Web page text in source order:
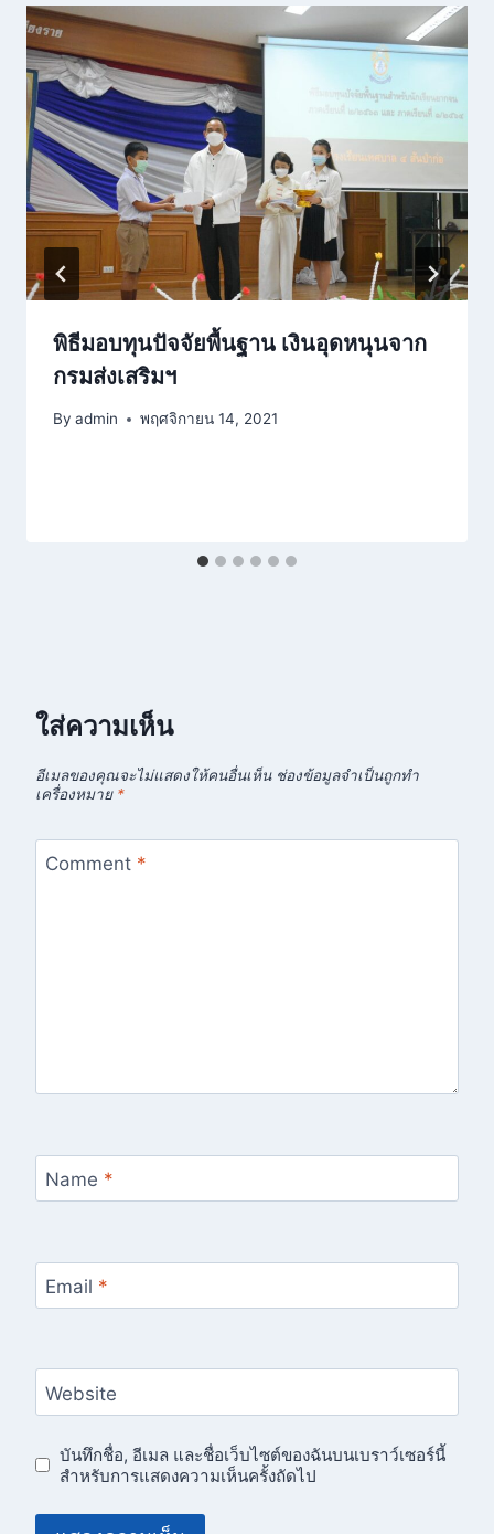
พิธีมอบทุนปัจจัยพื้นฐาน เงินอุดหนุนจาก
กรมส่งเสริมฯ
By admin พฤศจิกายน 14, 2021
ใส่ความเห็น
อีเมลของคุณจะไม่แสดงให้คนอื่นเห็น ช่องข้อมูลจำเป็นถูกทำ
เครื่องหมาย *
Comment *
Name *
Email *
Website
บันทึกชื่อ, อีเมล และชื่อเว็บไซต์ของฉันบนเบราว์เซอร์นี้
สำหรับการแสดงความเห็นครั้งถัดไป